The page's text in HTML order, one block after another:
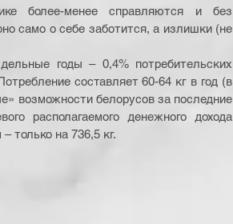
само о себе заботится, а излишки (не
годы – 0,4% потребительских
составляет 60-64 кг в год (в
возможности белорусов за последние
располагаемого денежного дохода
только на 736,5 кг.